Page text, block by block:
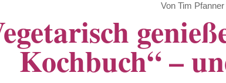
Von Tim Pfanner
Kochbuch“ –